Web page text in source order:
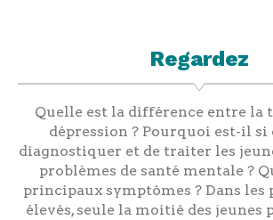
Regardez
Quelle est la différence entre la
dépression ? Pourquoi est-il
diagnostiquer et de traiter les
problèmes de santé mentale ?
principaux symptômes ? Dans les
élevés, seule la moitié des jeunes